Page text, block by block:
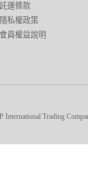
託運條款
隱私權政策
會員權益說明
Trading